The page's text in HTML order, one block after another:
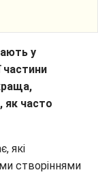
у
частини
як часто
які
створіннями